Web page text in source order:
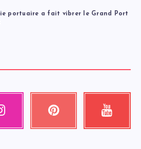
portuaire a fait vibrer le Grand Port
Pinterest
Épinglez
Youtube
Regardez